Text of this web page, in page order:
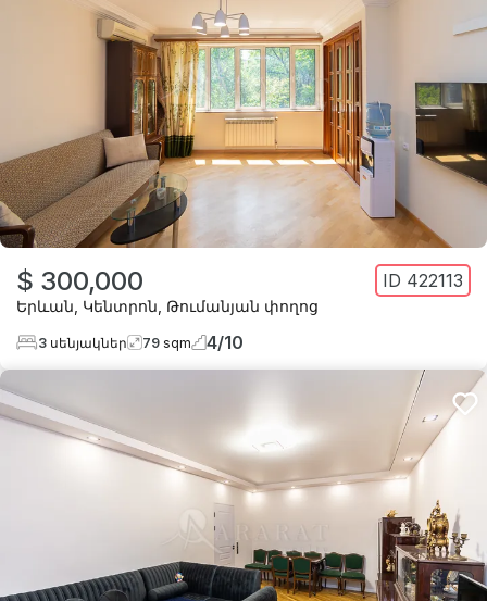
$ 300,000 ID 422113
Երևան Կենտրոն Թումանյան փողոց
3 սենյակներ 79 sqm 4/10